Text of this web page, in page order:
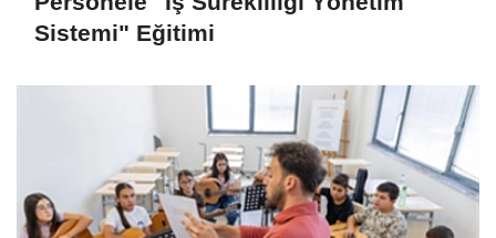
Sistemi" Eğitimi